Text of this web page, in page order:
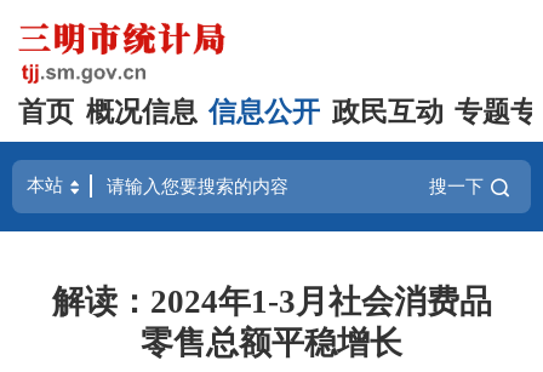
首页 概况信息 信息公开 政民互动 专题
搜一下
解读：2024年1-3月社会消费品
零售总额平稳增长